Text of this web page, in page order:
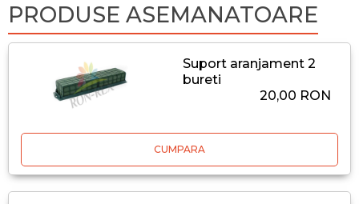
PRODUSE ASEMANATOARE
Suport aranjament 2
bureti
20,00 RON
CUMPARA